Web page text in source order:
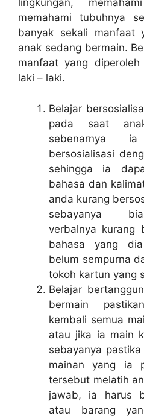
lingkungan,
memahami tubuhnya
banyak sekali manfaat
anak sedang bermain.
manfaat yang
laki – laki.
Belajar
pada saat
sebenarnya
bersosialisasi
sehingga ia
bahasa dan
anda kurang
sebayanya
verbalnya kurang
bahasa yang
belum sempurna
tokoh kartun yang
Belajar
bermain
kembali semua
atau jika ia main
sebayanya
mainan yang ia
tersebut melatih
jawab, ia harus
atau barang